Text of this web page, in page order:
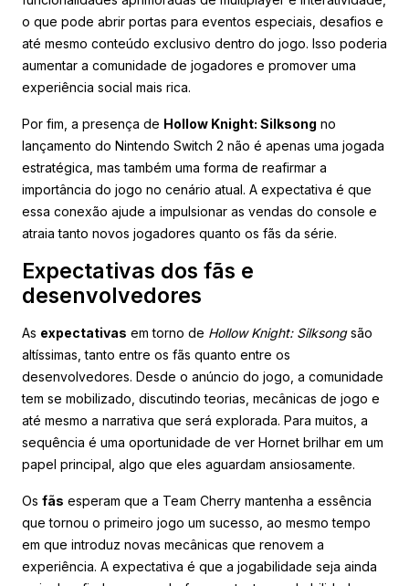
o que pode abrir portas para eventos especiais, desafios e
até mesmo conteúdo exclusivo dentro do jogo. Isso poderia
aumentar a comunidade de jogadores e promover uma
experiência social mais rica.
Por fim, a presença de Hollow Knight: Silksong no
lançamento do Nintendo Switch 2 não é apenas uma jogada
estratégica, mas também uma forma de reafirmar a
importância do jogo no cenário atual. A expectativa é que
essa conexão ajude a impulsionar as vendas do console e
atraia tanto novos jogadores quanto os fãs da série.
Expectativas dos fãs e
desenvolvedores
As expectativas em torno de Hollow Knight: Silksongsão
altíssimas, tanto entre os fãs quanto entre os
desenvolvedores. Desde o anúncio do jogo, a comunidade
tem se mobilizado, discutindo teorias, mecânicas de jogo e
até mesmo a narrativa que será explorada. Para muitos, a
sequência é uma oportunidade de ver Hornet brilhar em um
papel principal, algo que eles aguardam ansiosamente.
Os fãs esperam que a Team Cherry mantenha a essência
que tornou o primeiro jogo um sucesso, ao mesmo tempo
em que introduz novas mecânicas que renovem a
experiência. A expectativa é que a jogabilidade seja ainda